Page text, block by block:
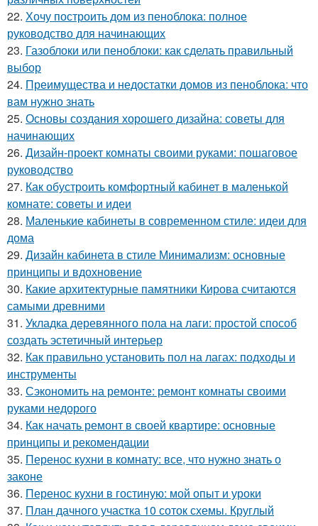
22. Хочу построить дом из пеноблока: полное
руководство для начинающих
23. Газоблоки или пеноблоки: как сделать правильный
выбор
24. Преимущества и недостатки домов из пеноблока: что
вам нужно знать
25. Основы создания хорошего дизайна: советы для
начинающих
26. Дизайн-проект комнаты своими руками: пошаговое
руководство
27. Как обустроить комфортный кабинет в маленькой
комнате: советы и идеи
28. Маленькие кабинеты в современном стиле: идеи для
дома
29. Дизайн кабинета в стиле Минимализм: основные
принципы и вдохновение
30. Какие архитектурные памятники Кирова считаются
самыми древними
31. Укладка деревянного пола на лаги: простой способ
создать эстетичный интерьер
32. Как правильно установить пол на лагах: подходы и
инструменты
33. Сэкономить на ремонте: ремонт комнаты своими
руками недорого
34. Как начать ремонт в своей квартире: основные
принципы и рекомендации
35. Перенос кухни в комнату: все, что нужно знать о
законе
36. Перенос кухни в гостиную: мой опыт и уроки
37. План дачного участка 10 соток схемы. Круглый